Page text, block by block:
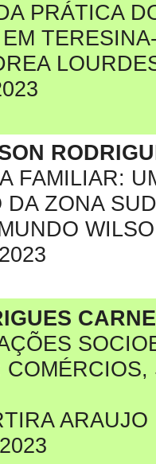
PRÁTICA
FAMILIAR:
DA ZONA
ARAUJO